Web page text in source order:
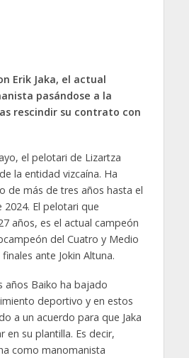
Erik Jaka, el actual
pasándose a la
rescindir su contrato con
el pelotari de Lizartza
la entidad vizcaína. Ha
de más de tres años hasta el
El pelotari que
años, es el actual campeón
del Cuatro y Medio
ante Jokin Altuna.
años Baiko ha bajado
deportivo y en estos
a un acuerdo para que Jaka
en su plantilla. Es decir,
como manomanista